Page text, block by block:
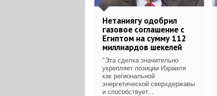
Нетаниягу одобрил
газовое соглашение с
Египтом на сумму 112
миллиардов шекелей
"Эта сделка значительно
укрепляет позиции Израиля
как региональной
энергетической сверхдержавы
и способствует...